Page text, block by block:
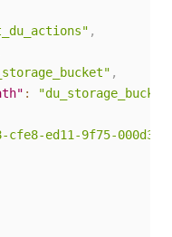
,
,
:
cfe8-ed11-9f75-